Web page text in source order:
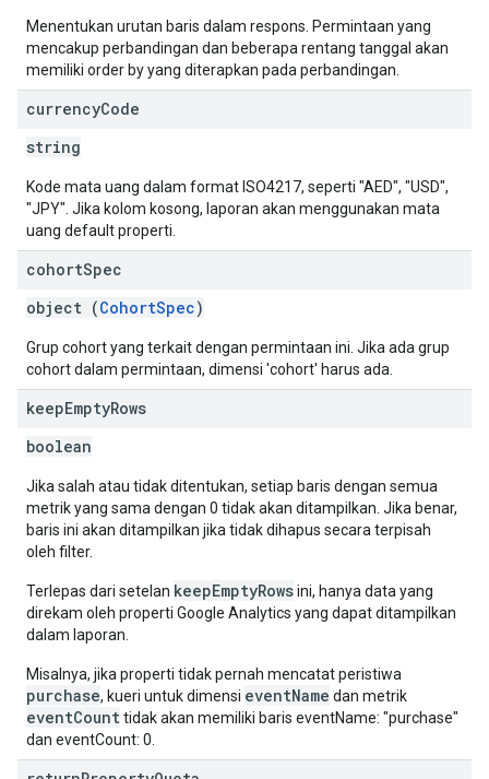
Menentukan urutan baris dalam respons. Permintaan yang
mencakup perbandingan dan beberapa rentang tanggal akan
memiliki order by yang diterapkan pada perbandingan.
currencyCode
string
Kode mata uang dalam format ISO4217, seperti "AED", "USD",
"JPY". Jika kolom kosong, laporan akan menggunakan mata
uang default properti.
cohortSpec
object (CohortSpec)
Grup cohort yang terkait dengan permintaan ini. Jika ada grup
cohort dalam permintaan, dimensi 'cohort' harus ada.
keepEmptyRows
boolean
Jika salah atau tidak ditentukan, setiap baris dengan semua
metrik yang sama dengan 0 tidak akan ditampilkan. Jika benar,
baris ini akan ditampilkan jika tidak dihapus secara terpisah
oleh filter.
Terlepas dari setelan keepEmptyRowsini, hanya data yang
direkam oleh properti Google Analytics yang dapat ditampilkan
dalam laporan.
Misalnya, jika properti tidak pernah mencatat peristiwa
purchase, kueri untuk dimensi eventName dan metrik
eventCounttidak akan memiliki baris eventName: "purchase"
dan eventCount: 0.